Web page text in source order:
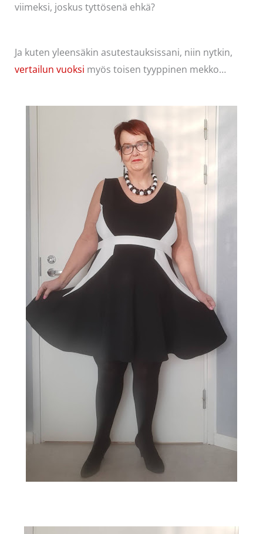
viimeksi, joskus tyttösenä ehkä?
Ja kuten yleensäkin asutestauksissani, niin nytkin,
vertailun vuoksi myös toisen tyyppinen mekko…